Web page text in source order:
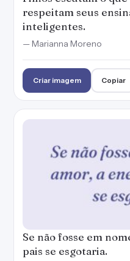
pais se esgotaria.
— Marianna Moreno
Deus escolhe os
Ele sabe tudo!
— Marianna Moreno
Criar imagem Copiar